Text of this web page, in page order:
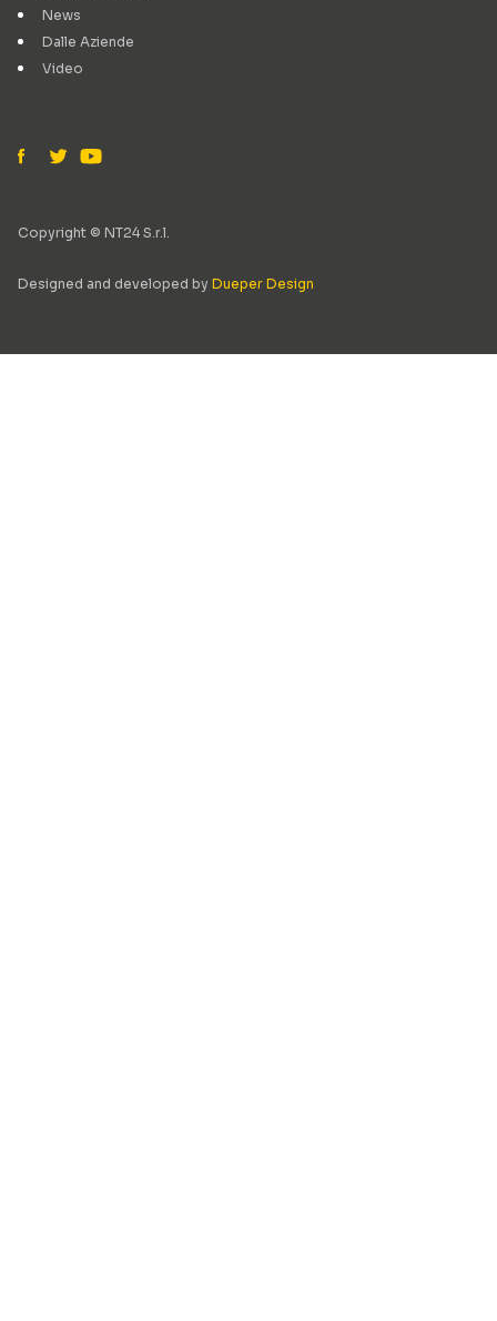
News
Dalle Aziende
Video
Copyright © NT24 S.r.l.
Designed and developed by Dueper Design